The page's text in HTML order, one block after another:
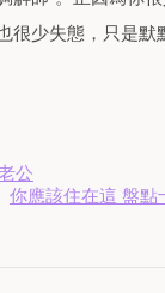
很少失態，只是默
公
你應該住在這 盤點